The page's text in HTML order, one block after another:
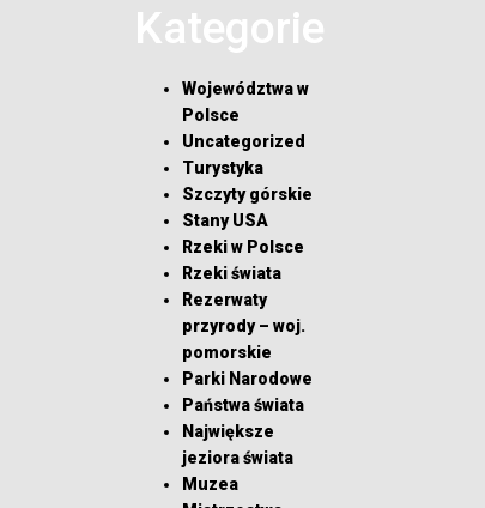
Kategorie
Województwa w
Polsce
Uncategorized
Turystyka
Szczyty górskie
Stany USA
Rzeki w Polsce
Rzeki świata
Rezerwaty
przyrody – woj.
pomorskie
Parki Narodowe
Państwa świata
Największe
jeziora świata
Muzea